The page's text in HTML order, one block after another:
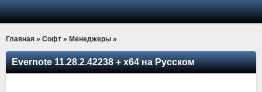
Главная » Софт » Менеджеры »
Evernote 11.28.2.42238 + x64 на Русском